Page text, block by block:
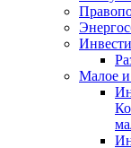
Малое и